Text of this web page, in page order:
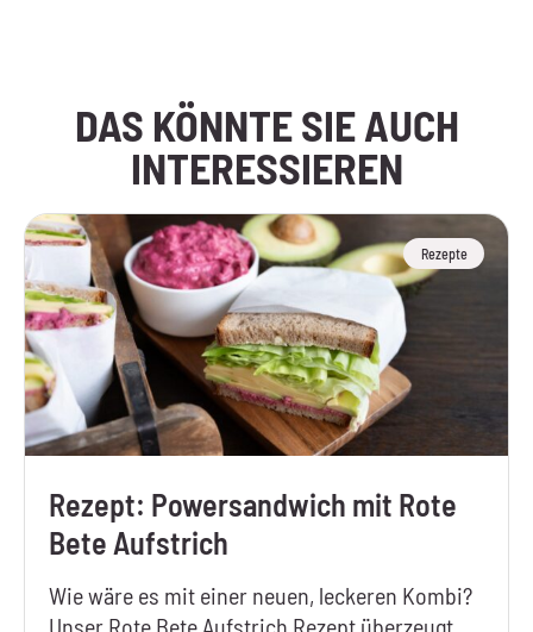
DAS KÖNNTE SIE AUCH
INTERESSIEREN
Rezepte
Rezept: Powersandwich mit Rote
Bete Aufstrich
Wie wäre es mit einer neuen, leckeren Kombi?